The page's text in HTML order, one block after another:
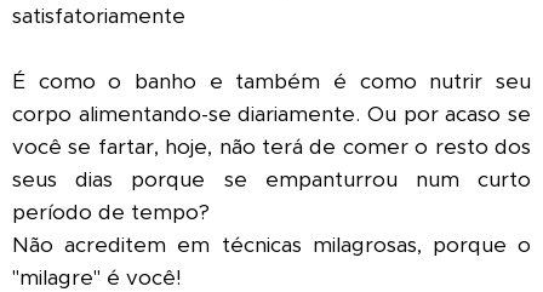
satisfatoriamente
É como o banho e também é como nutrir seu
corpo alimentando-se diariamente. Ou por acaso se
você se fartar, hoje, não terá de comer o resto dos
seus dias porque se empanturrou num curto
período de tempo?
Não acreditem em técnicas milagrosas, porque o
"milagre" é você!